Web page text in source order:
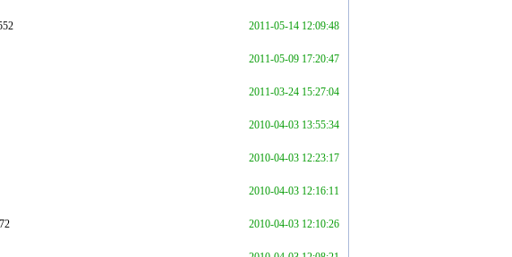
2011-05-14 12:09:48
2011-05-09 17:20:47
2011-03-24 15:27:04
2010-04-03 13:55:34
2010-04-03 12:23:17
2010-04-03 12:16:11
2010-04-03 12:10:26